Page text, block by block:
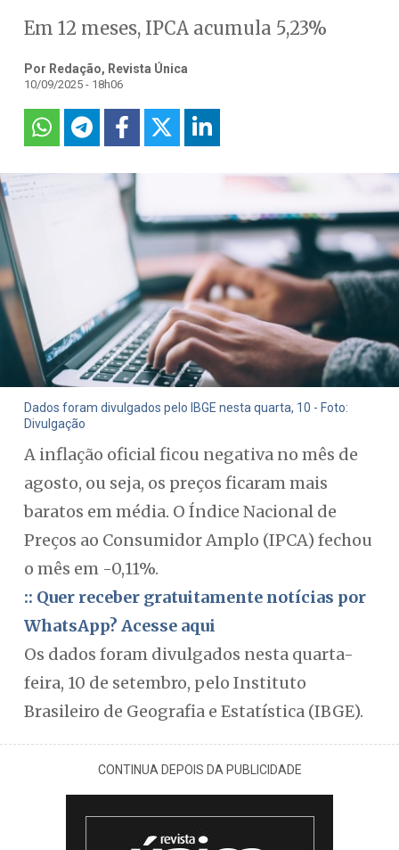
Em 12 meses, IPCA acumula 5,23%
Por Redação, Revista Única
10/09/2025 - 18h06
Dados foram divulgados pelo IBGE nesta quarta, 10 - Foto:
Divulgação
A inflação oficial ficou negativa no mês de
agosto, ou seja, os preços ficaram mais
baratos em média. O Índice Nacional de
Preços ao Consumidor Amplo (IPCA) fechou
o mês em -0,11%.
:: Quer receber gratuitamente notícias por
WhatsApp? Acesse aqui
Os dados foram divulgados nesta quarta-
feira, 10 de setembro, pelo Instituto
Brasileiro de Geografia e Estatística (IBGE).
CONTINUA DEPOIS DA PUBLICIDADE